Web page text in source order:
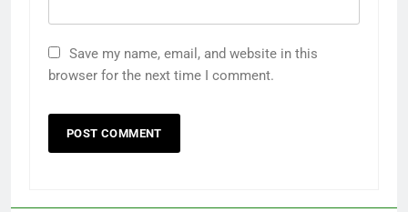
Save my name, email, and website in this
browser for the next time I comment.